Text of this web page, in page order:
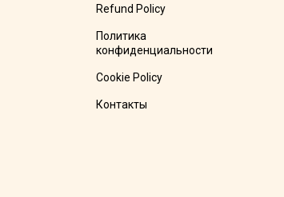
Refund Policy
Политика
конфиденциальности
Cookie Policy
Контакты